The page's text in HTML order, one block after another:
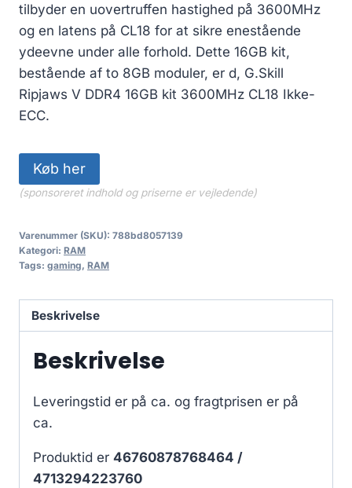
tilbyder en uovertruffen hastighed på 3600MHz
og en latens på CL18 for at sikre enestående
ydeevne under alle forhold. Dette 16GB kit,
bestående af to 8GB moduler, er d, G.Skill
Ripjaws V DDR4 16GB kit 3600MHz CL18 Ikke-
ECC.
Køb her
(sponsoreret indhold og priserne er vejledende)
Varenummer (SKU): 788bd8057139
Kategori: RAM
Tags: gaming, RAM
Beskrivelse
Beskrivelse
Leveringstid er på ca. og fragtprisen er på
ca.
Produktid er 46760878768464 /
4713294223760